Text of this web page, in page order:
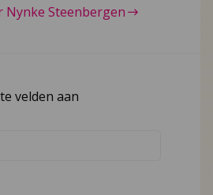
Nynke Steenbergen
velden aan